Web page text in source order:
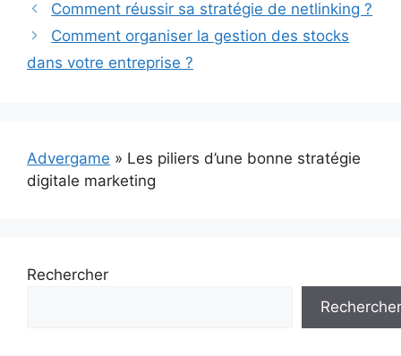
Comment réussir sa stratégie de netlinking ?
Comment organiser la gestion des stocks
dans votre entreprise ?
Advergame » Les piliers d’une bonne stratégie
digitale marketing
Rechercher
Rechercher